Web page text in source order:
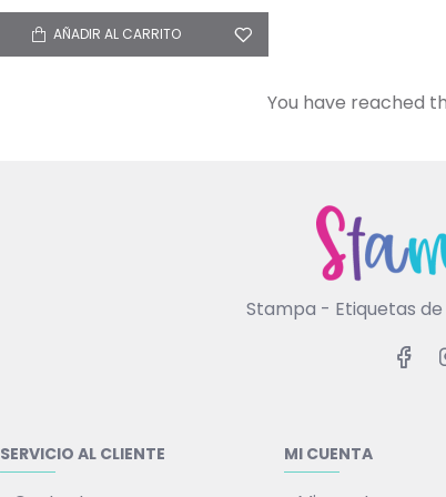
AÑADIR AL CARRITO
You have reached
Stampa - Etiquetas de
SERVICIO AL CLIENTE MI CUENTA